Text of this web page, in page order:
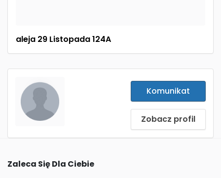
aleja 29 Listopada 124A
Komunikat
Zobacz profil
Zaleca Się Dla Ciebie